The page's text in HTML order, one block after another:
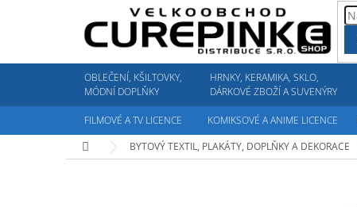
OBLEČENÍ, KŠILTOVKY,
MÓDNÍ DOPLŇKY
HRNKY, KERAMIKA, SKLO,
DÁRKOVÉ ZBOŽÍ A SUVENÝRY
FILMOVÉ A TV LICENCE KOMIKSOVÉ A ANIME LICENCE
Domů
BYTOVÝ TEXTIL, PLAKÁTY, DOPLŇKY A DEKORACE